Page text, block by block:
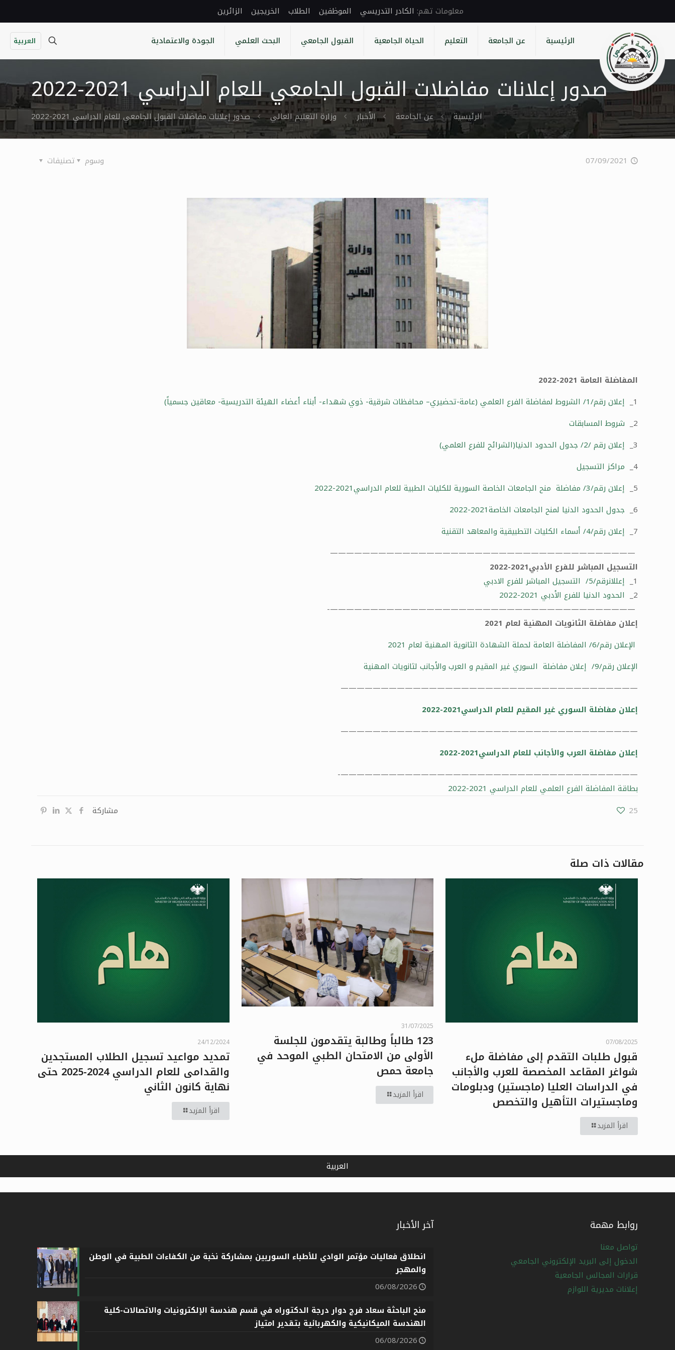
الكادر التدريسي الموظفين الطلاب الخريجين الزائرين
الرئيسية عن الجامعة التعليم الحياة الجامعية القبول الجامعي البحث العلمي الجودة والاعتمادية العربية
صدور إعلانات مفاضلات القبول الجامعي للعام الدراسي 2021-2022
الرئيسية عن الجامعة الأخبار وزارة التعليم العالي صدور إعلانات مفاضلات القبول الجامعي للعام الدراسي 2021-2022
07/09/2021 تصنيفات وسوم
المفاضلة العامة 2021-2022
1_
إعلان رقم/1/ الشروط لمفاضلة الفرع العلمي (عامة-تحضيري– محافظات شرقية- ذوي شهداء- أبناء أعضاء الهيئة التدريسية- معاقين جسمياً)
2_
شروط المسابقات
3_
إعلان رقم /2/ جدول الحدود الدنيا(الشرائح للفرع العلمي)
4_
مراكز التسجيل
5_
إعلان رقم/3/ مفاضلة منح الجامعات الخاصة السورية للكليات الطبية للعام الدراسي2021-2022
6_
جدول الحدود الدنيا لمنح الجامعات الخاصة2021-2022
7_
إعلان رقم/4/ أسماء الكليات التطبيقية والمعاهد التقنية
——————————————————————————————————————
التسجيل المباشر للفرع الأدبي2021-2022
1_
إعللانرقم/5/ التسجيل المباشر للفرع الادبي
2_
الحدود الدنيا للفرع الأدبي 2021-2022
——————————————————————————————————————-
إعلان مفاضلة الثانويات المهنية لعام 2021
الإعلان رقم/6/ المفاضلة العامة لحملة الشهادة الثانوية المهنية لعام 2021
الإعلان رقم/9/ إعلان مفاضلة السوري غير المقيم و العرب والأجانب لثانويات المهنية
—————————————————————————————————————
إعلان مفاضلة السوري غير المقيم للعام الدراسي2021-2022
—————————————————————————————————————
إعلان مفاضلة العرب والأجانب للعام الدراسي2021-2022
—————————————————————————————————————-
بطاقة المفاضلة الفرع العلمي للعام الدراسي 2021-2022
مشاركة
25
مقالات ذات صلة
07/08/2025
قبول طلبات التقدم إلى مفاضلة ملء
شواغر المقاعد المخصصة للعرب والأجانب
في الدراسات العليا (ماجستير) ودبلومات
وماجستيرات التأهيل والتخصص
اقرأ المزيد
31/07/2025
123 طالباً وطالبة يتقدمون للجلسة
الأولى من الامتحان الطبي الموحد في
جامعة حمص
اقرأ المزيد
24/12/2024
تمديد مواعيد تسجيل الطلاب المستجدين
والقدامى للعام الدراسي 2024-2025 حتى
نهاية كانون الثاني
اقرأ المزيد
روابط مهمة
تواصل معنا
الدخول إلى البريد الإلكتروني الجامعي
قرارات المجالس الجامعية
إعلانات مديرية اللوازم
آخر الأخبار
انطلاق فعاليات مؤتمر الوادي للأطباء السوريين بمشاركة نخبة من الكفاءات الطبية في الوطن
والمهجر
06/08/2026
منح الباحثة سعاد فرج دوار درجة الدكتوراه في قسم هندسة الإلكترونيات والاتصالات-كلية
الهندسة الميكانيكية والكهربائية بتقدير امتياز
06/08/2026
العربية